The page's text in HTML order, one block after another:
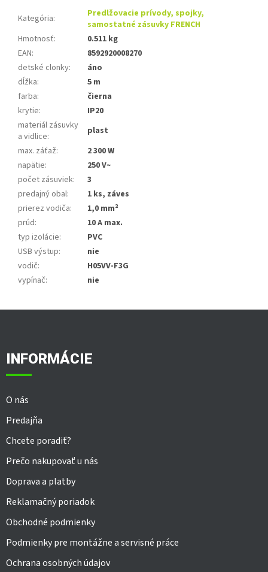
Kategória:
Predlžovacie prívody, spojky,
samostatné zásuvky FRENCH
Hmotnosť:
0.511 kg
EAN:
8592920008270
detské clonky:
áno
dĺžka:
5 m
farba:
čierna
krytie:
IP20
materiál zásuvky
a vidlice:
plast
max. záťaž:
2 300 W
napätie:
250 V~
počet zásuviek:
3
predajný obal:
1 ks, záves
prierez vodiča:
1,0 mm²
prúd:
10 A max.
typ izolácie:
PVC
USB výstup:
nie
vodič:
H05VV-F3G
vypínač: nie
INFORMÁCIE
O nás
Predajňa
Chcete poradiť?
Prečo nakupovať u nás
Doprava a platby
Reklamačný poriadok
Obchodné podmienky
Podmienky pre montážne a servisné práce
Ochrana osobných údajov